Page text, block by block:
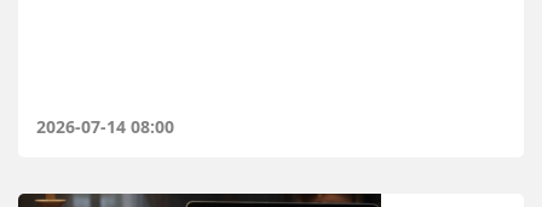
2026-07-14 08:00